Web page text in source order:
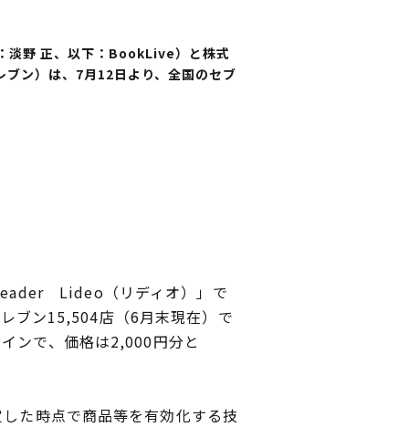
淡野 正、以下：BookLive）と株式
ン）は、7月12日より、全国のセブ
Lideo（リディオ）」で
ブン15,504店（6月末現在）で
ンで、価格は2,000円分と
た時点で商品等を有効化する技